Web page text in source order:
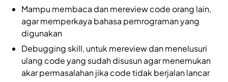
Mampu membaca dan mereview code orang lain,
agar memperkaya bahasa pemrograman yang
digunakan
Debugging skill, untuk mereview dan menelusuri
ulang code yang sudah disusun agar menemukan
akar permasalahan jika code tidak berjalan lancar